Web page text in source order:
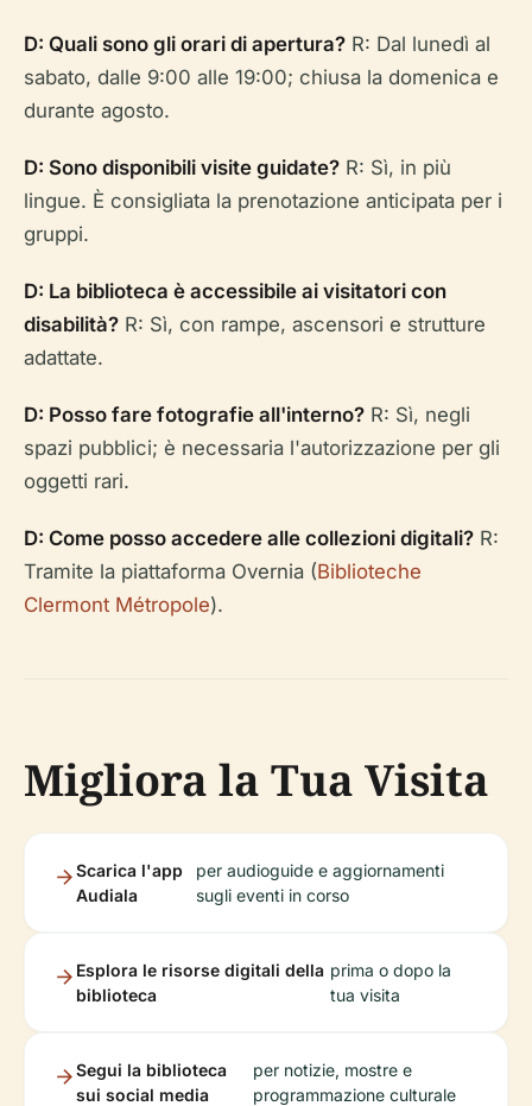
D: Quali sono gli orari di apertura? R: Dal lunedì al
sabato, dalle 9:00 alle 19:00; chiusa la domenica e
durante agosto.
D: Sono disponibili visite guidate? R: Sì, in più
lingue. È consigliata la prenotazione anticipata per i
gruppi.
D: La biblioteca è accessibile ai visitatori con
disabilità? R: Sì, con rampe, ascensori e strutture
adattate.
D: Posso fare fotografie all'interno? R: Sì, negli
spazi pubblici; è necessaria l'autorizzazione per gli
oggetti rari.
D: Come posso accedere alle collezioni digitali? R:
Tramite la piattaforma Overnia (Biblioteche
Clermont Métropole).
Migliora la Tua Visita
Scarica l'app
Audiala
per audioguide e aggiornamenti
sugli eventi in corso
Esplora le risorse digitali della
biblioteca
prima o dopo la
tua visita
Segui la biblioteca
sui social media
per notizie, mostre e
programmazione culturale